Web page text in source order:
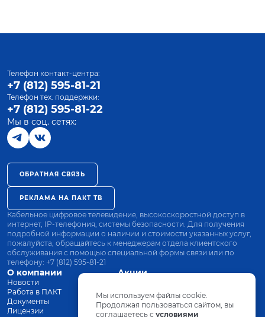
О компании
Новости
Работа в ПАКТ
Документы
Лицензии
Акции
Оплата
Оборудование
Телефон контакт-центра:
+7 (812) 595-81-21
Телефон тех. поддержки:
+7 (812) 595-81-22
Мы в соц. сетях:
ОБРАТНАЯ СВЯЗЬ
РЕКЛАМА НА ПАКТ ТВ
Кабельное цифровое телевидение, высокоскоростной доступ в
интернет, IP-телефония, системы безопасности. Для получения
подробной информации о наличии и стоимости указанных услуг,
пожалуйста, обращайтесь к менеджерам отдела клиентского
обслуживания с помощью специальной формы связи или по
телефону: +7 (812) 595-81-21
Мы используем файлы cookie.
Продолжая пользоваться сайтом, вы
соглашаетесь с условиями